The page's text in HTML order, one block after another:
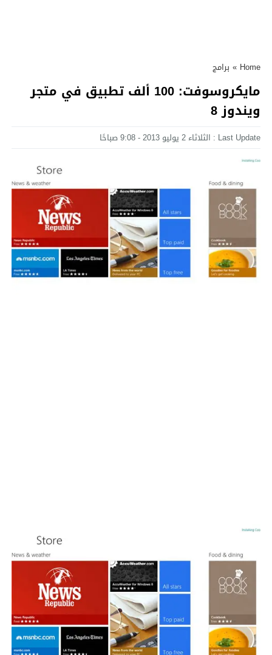
Home
» برامج
مايكروسوفت: 100 ألف تطبيق في متجر
ويندوز 8
Last Update : الثلاثاء 2 يوليو 2013 - 9:08 صباحًا